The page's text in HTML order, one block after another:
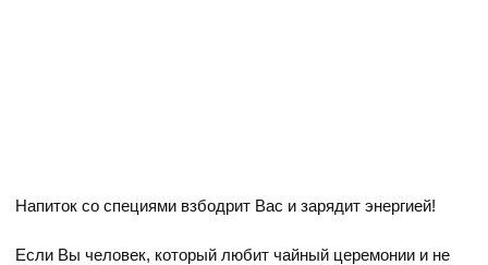
Напиток со специями взбодрит Вас и зарядит энергией!
Если Вы человек, который любит чайный церемонии и не